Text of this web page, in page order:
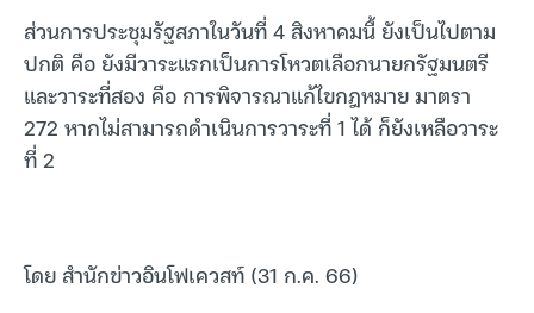
ส่วนการประชุมรัฐสภาในวันที่ 4 สิงหาคมนี้ ยังเป็นไปตาม
ปกติ คือ ยังมีวาระแรกเป็นการโหวตเลือกนายกรัฐมนตรี
และวาระที่สอง คือ การพิจารณาแก้ไขกฎหมาย มาตรา
272 หากไม่สามารถดำเนินการวาระที่ 1 ได้ ก็ยังเหลือวาระ
ที่ 2
โดย สำนักข่าวอินโฟเควสท์ (31 ก.ค. 66)